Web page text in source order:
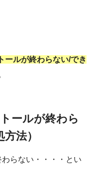
ールが終わらない/でき
ールが終わら
法）
らない・・・・とい